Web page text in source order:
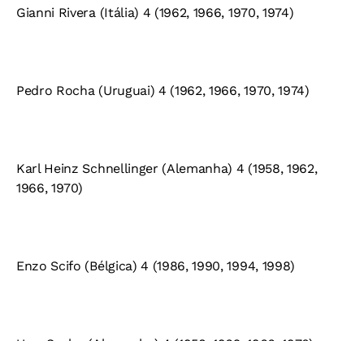
Gianni Rivera (Itália) 4 (1962, 1966, 1970, 1974)
Pedro Rocha (Uruguai) 4 (1962, 1966, 1970, 1974)
Karl Heinz Schnellinger (Alemanha) 4 (1958, 1962,
1966, 1970)
Enzo Scifo (Bélgica) 4 (1986, 1990, 1994, 1998)